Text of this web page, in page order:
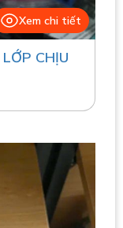
Xem chi tiết
CHỊU